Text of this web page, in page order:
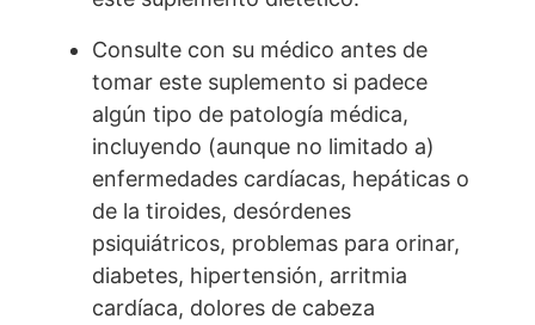
Consulte con su médico antes de
tomar este suplemento si padece
algún tipo de patología médica,
incluyendo (aunque no limitado a)
enfermedades cardíacas, hepáticas o
de la tiroides, desórdenes
psiquiátricos, problemas para orinar,
diabetes, hipertensión, arritmia
cardíaca, dolores de cabeza